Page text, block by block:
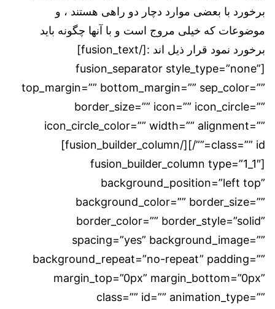
برخورد با بعضی موارد دچار دو راهی هستند ، و
موضوعات که خیلی مروج است و با آنها چگونه باید
برخورد نمود قرار ذیل اند :[/fusion_text]
[fusion_separator style_type=”none”
top_margin=”” bottom_margin=”” sep_color=””
border_size=”” icon=”” icon_circle=””
icon_circle_color=”” width=”” alignment=””
class=”” id=””/][/fusion_builder_column]
[fusion_builder_column type=”1_1″
background_position=”left top”
background_color=”” border_size=””
border_color=”” border_style=”solid”
spacing=”yes” background_image=””
background_repeat=”no-repeat” padding=””
margin_top=”0px” margin_bottom=”0px”
class=”” id=”” animation_type=””